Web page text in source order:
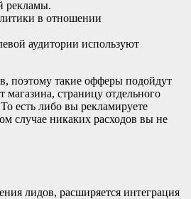
рекламы.
в отношении
аудитории используют
поэтому такие офферы подойдут
страницу отдельного
есть либо вы рекламируете
случае никаких расходов вы не
лидов, расширяется интеграция